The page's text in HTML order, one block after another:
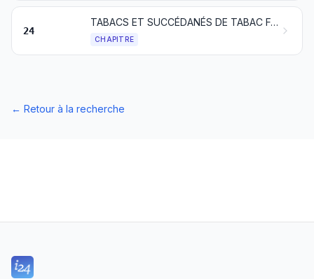
24
TABACS ET SUCCÉDANÉS DE TABAC FABRIQUÉS; PRODUITS, CONTENANT OU NON DE LA NICOTINE, DESTINÉS A UNE INHALATION SANS COMBUSTION; AUTRES PRODUITS CONTENANT DE LA NICOTINE DESTINÉS A L’ABSORPTION DE LA NICOTINE DANS LE CORPS HUMAIN
CHAPITRE
← Retour à la recherche